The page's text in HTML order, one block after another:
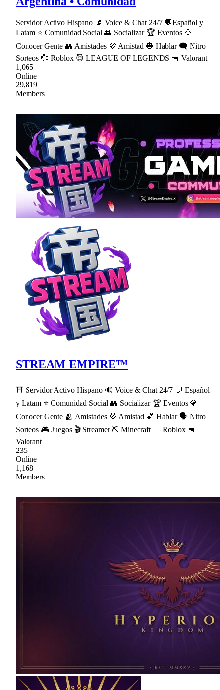
Servidor Activo Hispano 📡 Voice & Chat 24/7 💬Español y
Latam ⭐ Comunidad Social 👥 Socializar 🏆 Eventos 💎
Conocer Gente 👥 Amistades 💜 Amistad 🎃 Hablar 🗨 Nitro
Sorteos 💞 Roblox 😈 LEAGUE OF LEGENDS 🔫 Valorant
1,065
Online
29,819
Members
STREAM EMPIRE™
⛩ Servidor Activo Hispano 🔊 Voice & Chat 24/7 💬 Español
y Latam ⭐ Comunidad Social 👥 Socializar 🏆 Eventos 💎
Conocer Gente 🫂 Amistades 💜 Amistad 💕 Hablar 🗣 Nitro
Sorteos 🎮 Juegos 🎬 Streamer ⛏ Minecraft 🔷 Roblox 🔫
Valorant
235
Online
1,168
Members